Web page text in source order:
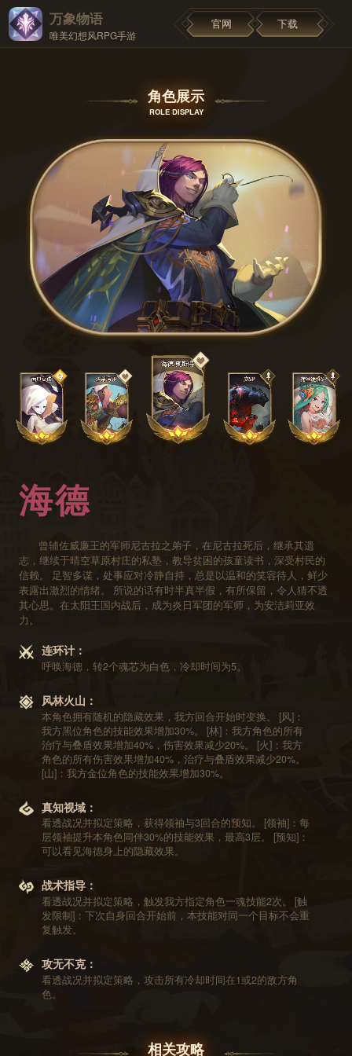
万象物语
唯美幻想风RPG手游
官网 下载
角色展示
ROLE DISPLAY
海德
曾辅佐威廉王的军师尼古拉之弟子，在尼古拉死后，继承其遗
志，继续于晴空草原村庄的私塾，教导贫困的孩童读书，深受村民的
信赖。 足智多谋，处事应对冷静自持，总是以温和的笑容待人，鲜少
表露出激烈的情绪。 所说的话有时半真半假，有所保留，令人猜不透
其心思。在太阳王国内战后，成为炎日军团的军师，为安洁莉亚效
力。
连环计：
呼唤海德，转2个魂芯为白色，冷却时间为5。
风林火山：
本角色拥有随机的隐藏效果，我方回合开始时变换。 [风]：
我方黑位角色的技能效果增加30%。 [林]：我方角色的所有
治疗与叠盾效果增加40%，伤害效果减少20%。 [火]：我方
角色的所有伤害效果增加40%，治疗与叠盾效果减少20%。
[山]：我方金位角色的技能效果增加30%。
真知视域：
看透战况并拟定策略，获得领袖与3回合的预知。 [领袖]：每
层领袖提升本角色同伴30%的技能效果，最高3层。 [预知]：
可以看见海德身上的隐藏效果。
战术指导：
看透战况并拟定策略，触发我方指定角色一魂技能2次。 [触
发限制]：下次自身回合开始前，本技能对同一个目标不会重
复触发。
攻无不克：
看透战况并拟定策略，攻击所有冷却时间在1或2的敌方角
色。
相关攻略